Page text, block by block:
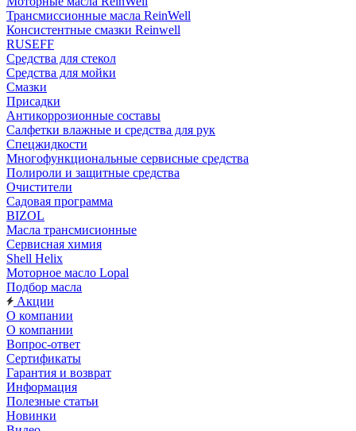
Трансмиссионные масла ReinWell
Консистентные смазки Reinwell
RUSEFF
Средства для стекол
Средства для мойки
Смазки
Присадки
Антикоррозионные составы
Салфетки влажные и средства для рук
Спецжидкости
Многофункциональные сервисные средства
Полироли и защитные средства
Очистители
Садовая программа
BIZOL
Масла трансмисионные
Сервисная химия
Shell Helix
Моторное масло Lopal
Подбор масла
Акции
О компании
О компании
Вопрос-ответ
Сертификаты
Гарантия и возврат
Информация
Полезные статьи
Новинки